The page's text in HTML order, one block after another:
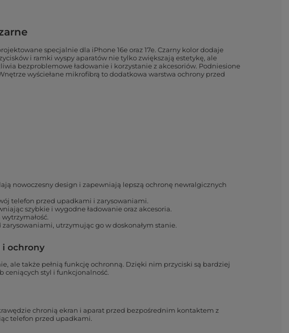
specjalnie dla iPhone 16e oraz 17e. Czarny kolor dodaje
i ramki wyspy aparatów nie tylko zwiększają estetykę, ale
bezproblemowe ładowanie i korzystanie z akcesoriów. Podniesione
wyściełane mikrofibrą to dodatkowa warstwa ochrony przed
nowoczesny design i zapewniają lepszą ochronę newralgicznych
telefon przed upadkami i zarysowaniami.
szybkie i wygodne ładowanie oraz akcesoria.
utrzymując go w doskonałym stanie.
i ochrony
ale także pełnią funkcję ochronną. Dzięki nim przyciski są bardziej
ceniących styl i funkcjonalność.
chronią ekran i aparat przed bezpośrednim kontaktem z
telefon przed upadkami.